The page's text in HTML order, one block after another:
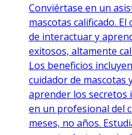
Conviértase en un
mascotas calificado.
de interactuar y
exitosos, altamente
Los beneficios
cuidador de mascotas
aprender los secretos
en un profesional del
meses, no años.